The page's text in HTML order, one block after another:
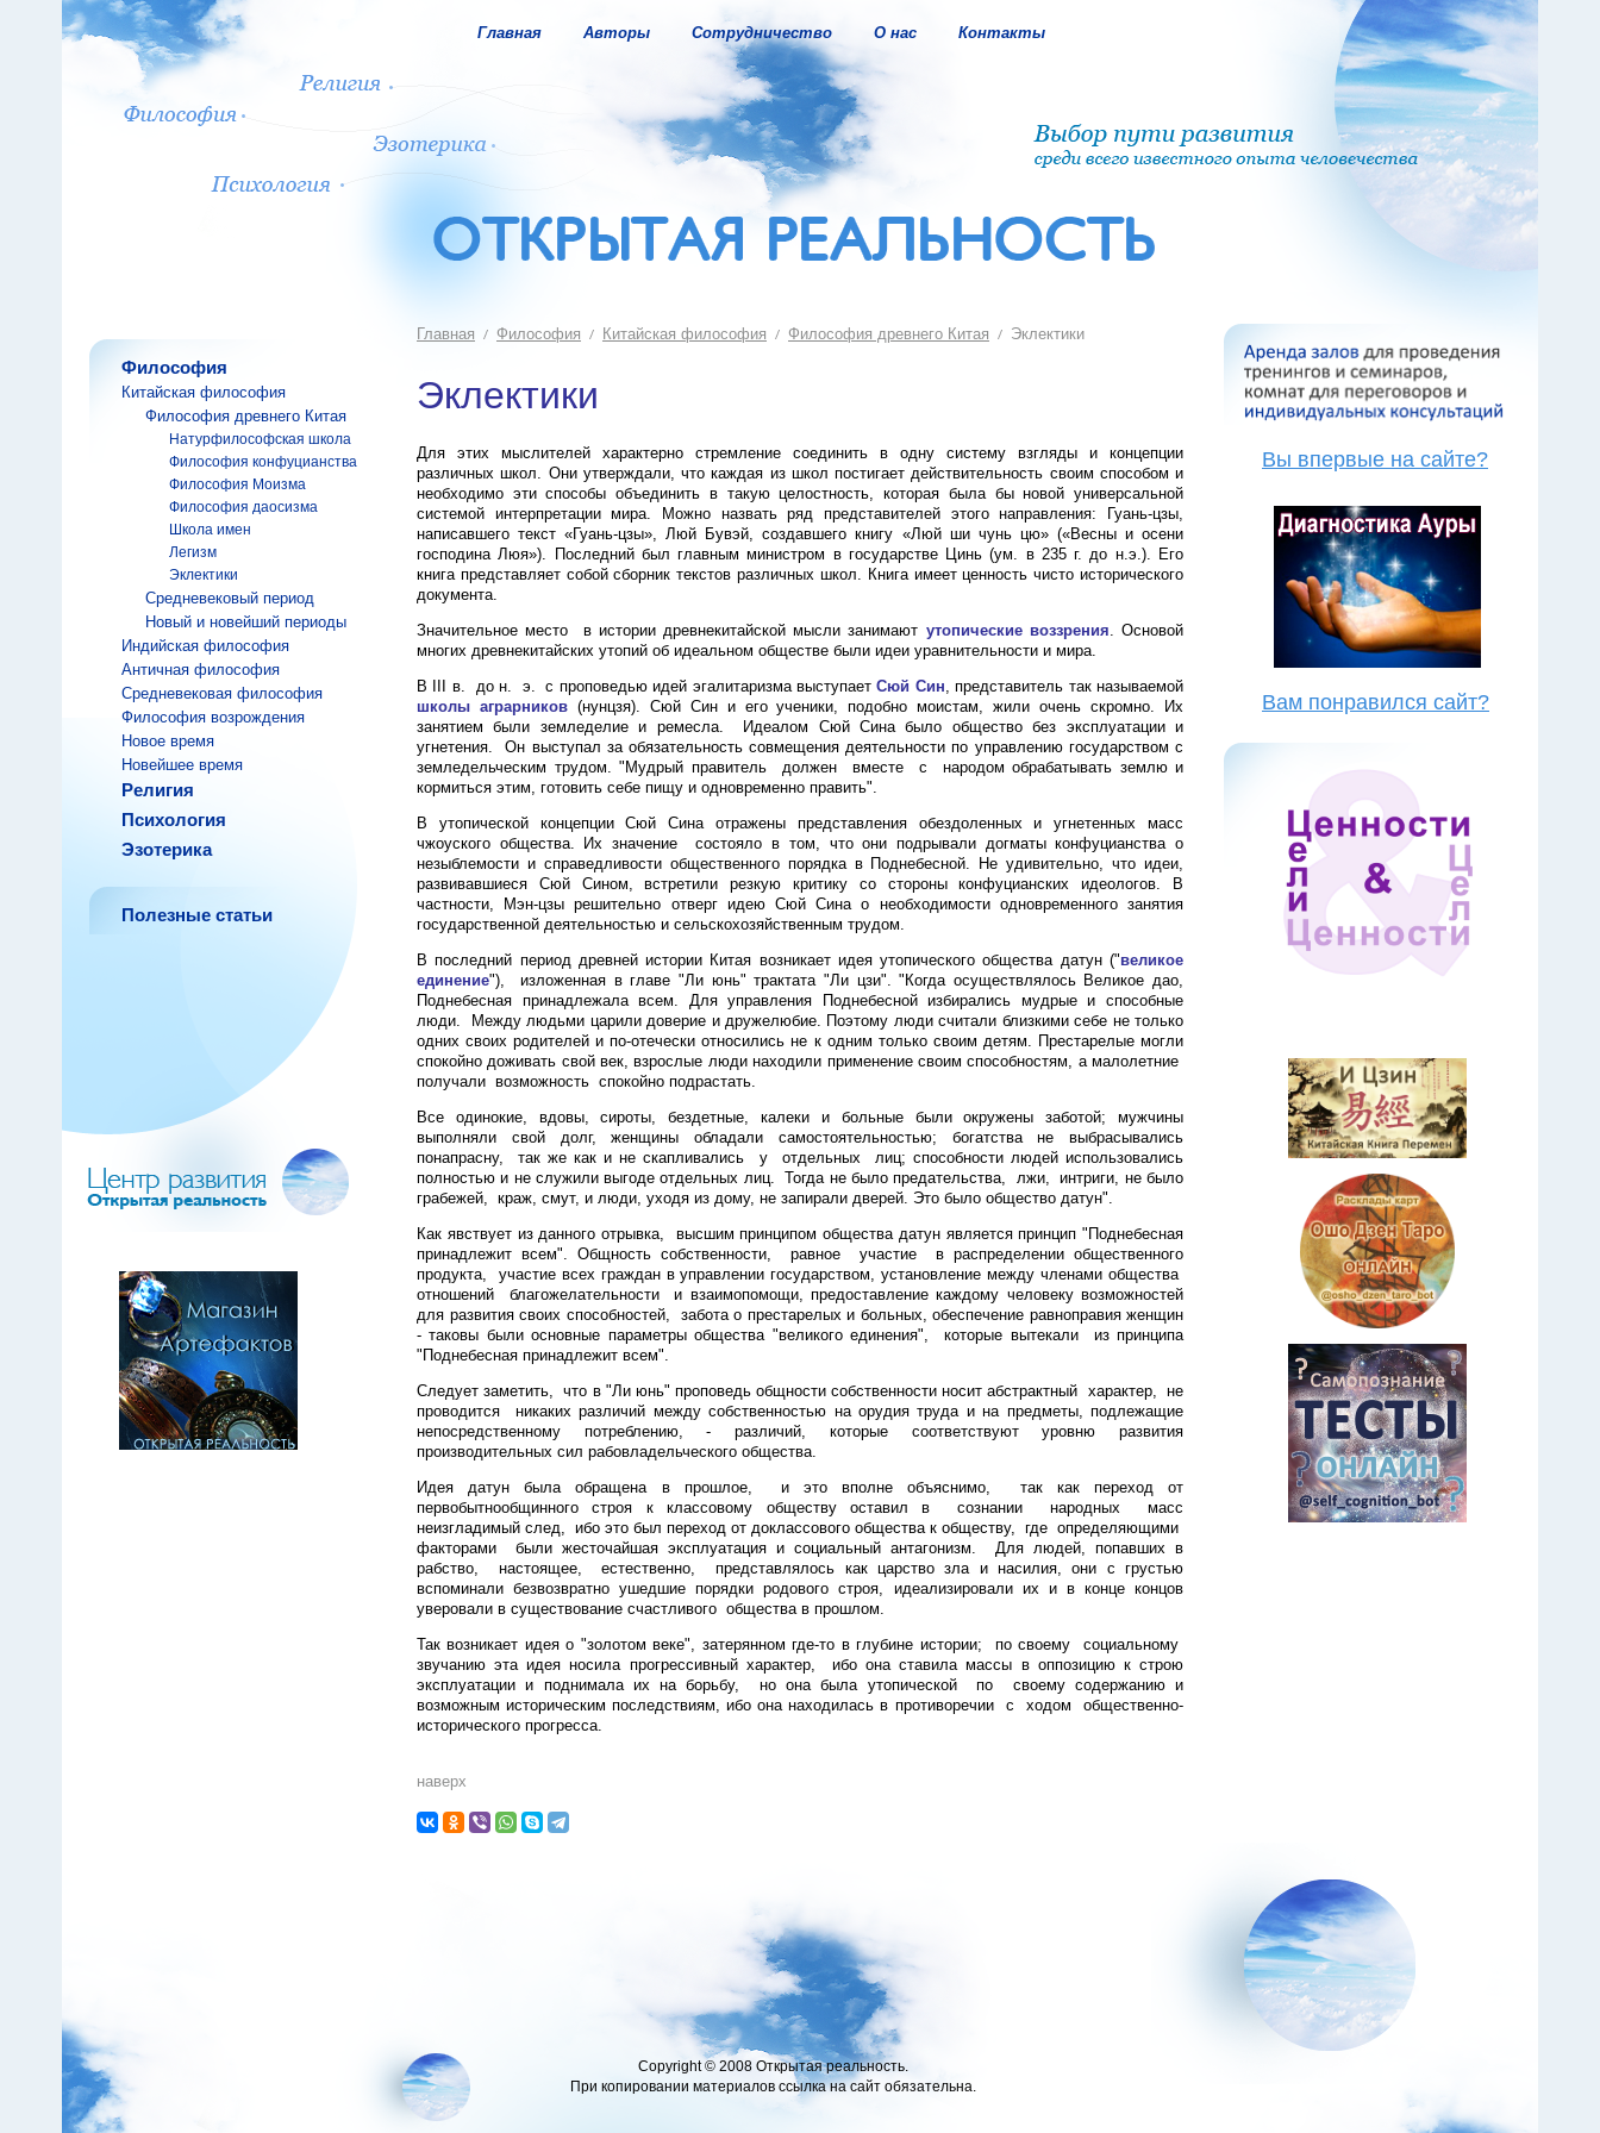
Главная Авторы Сотрудничество О нас Контакты
Философия
Китайская философия
Философия древнего Китая
Натурфилософская школа
Философия конфуцианства
Философия Моизма
Философия даосизма
Школа имен
Легизм
Эклектики
Средневековый период
Новый и новейший периоды
Индийская философия
Античная философия
Средневековая философия
Философия возрождения
Новое время
Новейшее время
Религия
Психология
Эзотерика
Полезные статьи
Вы впервые на сайте?
Вам понравился сайт?
Главная Философия Китайская философия Философия древнего Китая Эклектики
Эклектики
Для этих мыслителей характерно стремление соединить в одну систему взгляды и концепции
различных школ. Они утверждали, что каждая из школ постигает действительность своим способом и
необходимо эти способы объединить в такую целостность, которая была бы новой универсальной
системой интерпретации мира. Можно назвать ряд представителей этого направления: Гуань-цзы,
написавшего текст «Гуань-цзы», Люй Бувэй, создавшего книгу «Люй ши чунь цю» («Весны и осени
господина Люя»). Последний был главным министром в государстве Цинь (ум. в 235 г. до н.э.). Его
книга представляет собой сборник текстов различных школ. Книга имеет ценность чисто исторического
документа.
Значительное место в истории древнекитайской мысли занимают утопические воззрения. Основой
многих древнекитайских утопий об идеальном обществе были идеи уравнительности и мира.
В III в. до н. э. с проповедью идей эгалитаризма выступаетСюй Син, представитель так называемой
школы аграрников(нунцзя). Сюй Син и его ученики, подобно моистам, жили очень скромно. Их
занятием были земледелие и ремесла. Идеалом Сюй Сина было общество без эксплуатации и
угнетения. Он выступал за обязательность совмещения деятельности по управлению государством с
земледельческим трудом. "Мудрый правитель должен вместе с народом обрабатывать землю и
кормиться этим, готовить себе пищу и одновременно править".
В утопической концепции Сюй Сина отражены представления обездоленных и угнетенных масс
чжоуского общества. Их значение состояло в том, что они подрывали догматы конфуцианства о
незыблемости и справедливости общественного порядка в Поднебесной. Не удивительно, что идеи,
развивавшиеся Сюй Сином, встретили резкую критику со стороны конфуцианских идеологов. В
частности, Мэн-цзы решительно отверг идею Сюй Сина о необходимости одновременного занятия
государственной деятельностью и сельскохозяйственным трудом.
В последний период древней истории Китая возникает идея утопического общества датун ("великое
единение"), изложенная в главе "Ли юнь" трактата "Ли цзи". "Когда осуществлялось Великое дао,
Поднебесная принадлежала всем. Для управления Поднебесной избирались мудрые и способные
люди. Между людьми царили доверие и дружелюбие. Поэтому люди считали близкими себе не только
одних своих родителей и по-отечески относились не к одним только своим детям. Престарелые могли
спокойно доживать свой век, взрослые люди находили применение своим способностям, а малолетние
получали возможность спокойно подрастать.
Все одинокие, вдовы, сироты, бездетные, калеки и больные были окружены заботой; мужчины
выполняли свой долг, женщины обладали самостоятельностью; богатства не выбрасывались
понапрасну, так же как и не скапливались у отдельных лиц; способности людей использовались
полностью и не служили выгоде отдельных лиц. Тогда не было предательства, лжи, интриги, не было
грабежей, краж, смут, и люди, уходя из дому, не запирали дверей. Это было общество датун".
Как явствует из данного отрывка, высшим принципом общества датун является принцип "Поднебесная
принадлежит всем". Общность собственности, равное участие в распределении общественного
продукта, участие всех граждан в управлении государством, установление между членами общества
отношений благожелательности и взаимопомощи, предоставление каждому человеку возможностей
для развития своих способностей, забота о престарелых и больных, обеспечение равноправия женщин
- таковы были основные параметры общества "великого единения", которые вытекали из принципа
"Поднебесная принадлежит всем".
Следует заметить, что в "Ли юнь" проповедь общности собственности носит абстрактный характер, не
проводится никаких различий между собственностью на орудия труда и на предметы, подлежащие
непосредственному потреблению, - различий, которые соответствуют уровню развития
производительных сил рабовладельческого общества.
Идея датун была обращена в прошлое, и это вполне объяснимо, так как переход от
первобытнообщинного строя к классовому обществу оставил в сознании народных масс
неизгладимый след, ибо это был переход от доклассового общества к обществу, где определяющими
факторами были жесточайшая эксплуатация и социальный антагонизм. Для людей, попавших в
рабство, настоящее, естественно, представлялось как царство зла и насилия, они с грустью
вспоминали безвозвратно ушедшие порядки родового строя, идеализировали их и в конце концов
уверовали в существование счастливого общества в прошлом.
Так возникает идея о "золотом веке", затерянном где-то в глубине истории; по своему социальному
звучанию эта идея носила прогрессивный характер, ибо она ставила массы в оппозицию к строю
эксплуатации и поднимала их на борьбу, но она была утопической по своему содержанию и
возможным историческим последствиям, ибо она находилась в противоречии с ходом общественно-
исторического прогресса.
наверх
Copyright © 2008 Открытая реальность.
При копировании материалов ссылка на сайт обязательна.